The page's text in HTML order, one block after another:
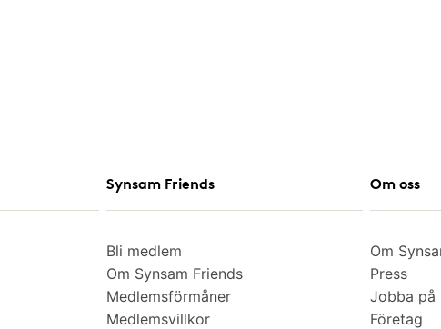
Synsam Friends
Bli medlem
Om Synsam Friends
Medlemsförmåner
Medlemsvillkor
Om oss
Om
Press
Jobba på
Företag